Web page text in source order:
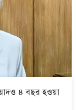
৪ বছর হওয়া